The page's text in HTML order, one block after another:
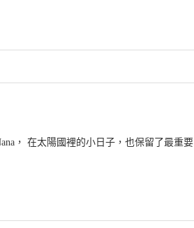
， 在太陽國裡的小日子，也保留了最重要